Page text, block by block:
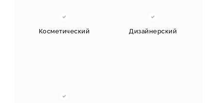
Косметический Дизайнерский